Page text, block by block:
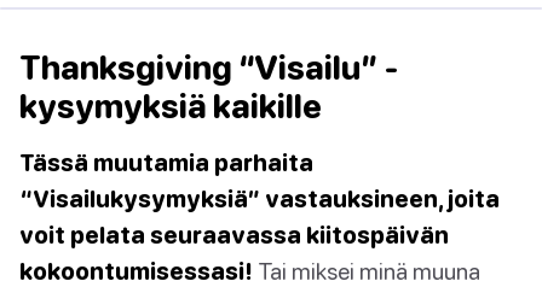
Thanksgiving “Visailu” -
kysymyksiä kaikille
Tässä muutamia parhaita
“Visailukysymyksiä” vastauksineen, joita
voit pelata seuraavassa kiitospäivän
kokoontumisessasi! Tai miksei minä muuna